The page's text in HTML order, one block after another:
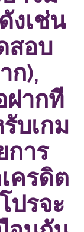
งเช่น
สอบ
ก),
ฝากที
บเกม
การ
ครดิต
ปรจะ